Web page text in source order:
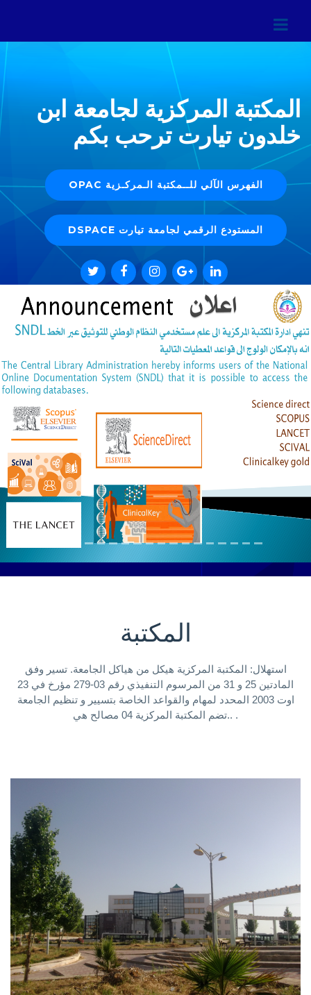
المكتبة المركزية لجامعة ابن
خلدون تيارت ترحب بكم
الفهرس الآلي للــمكتبة الـمركـزية OPAC
المستودع الرقمي لجامعة تيارت DSPACE
المكتبة
استهلال: المكتبة المركزية هيكل من هياكل الجامعة. تسير وفق
المادتين 25 و 31 من المرسوم التنفيذي رقم 03-279 مؤرخ في 23
اوت 2003 المحدد لمهام والقواعد الخاصة بتسيير و تنظيم الجامعة
.تضم المكتبة المركزية 04 مصالح هي. .